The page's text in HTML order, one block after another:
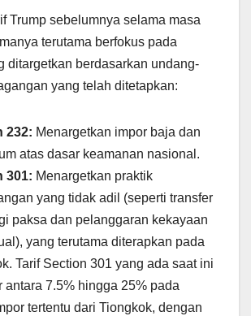
Trump sebelumnya selama masa
terutama berfokus pada
ditargetkan berdasarkan undang-
yang telah ditetapkan:
232: Menargetkan impor baja dan
atas dasar keamanan nasional.
301: Menargetkan praktik
yang tidak adil (seperti transfer
paksa dan pelanggaran kekayaan
yang terutama diterapkan pada
Tarif Section 301 yang ada saat ini
antara 7.5% hingga 25% pada
tertentu dari Tiongkok, dengan